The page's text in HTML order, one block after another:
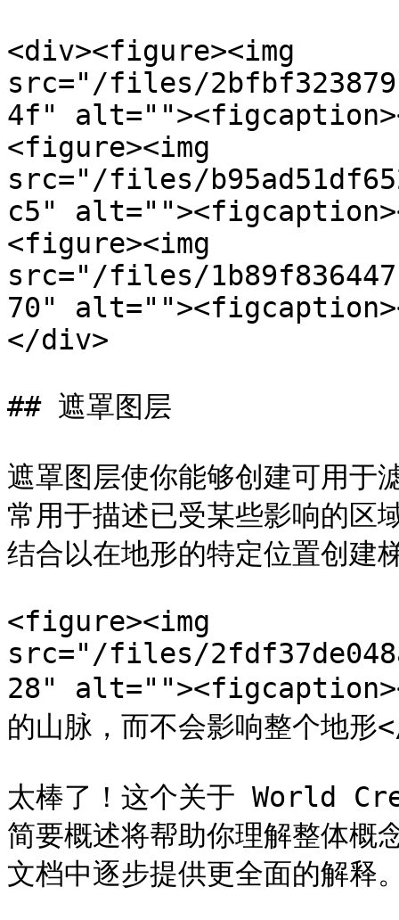
<div><figure><img
src="/files/
4f"
<figure><img
src="/files/
c5"
<figure><img
src="/files/
70"
</div>
## 遮罩图层
遮罩图层使你能够创建可用于
常用于描述已受某些影响的区
结合以在地形的特定位置创建
<figure><img
src="/files/
28"
的山脉，而不会影响整个
太棒了！这个关于 World
简要概述将帮助你理解整体概
文档中逐步提供更全面的解释